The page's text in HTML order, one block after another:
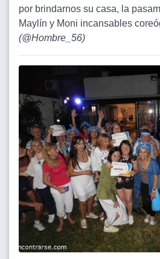
por brindarnos su casa, la
Maylín y Moni incansables
(@Hombre_56)